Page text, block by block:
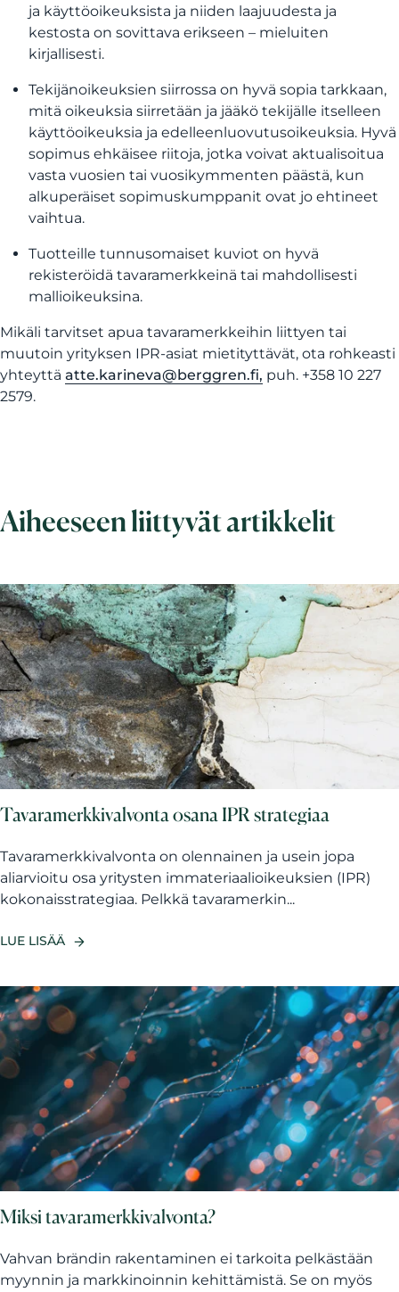
ja käyttöoikeuksista ja niiden laajuudesta ja
kestosta on sovittava erikseen – mieluiten
kirjallisesti.
Tekijänoikeuksien siirrossa on hyvä sopia tarkkaan,
mitä oikeuksia siirretään ja jääkö tekijälle itselleen
käyttöoikeuksia ja edelleenluovutusoikeuksia. Hyvä
sopimus ehkäisee riitoja, jotka voivat aktualisoitua
vasta vuosien tai vuosikymmenten päästä, kun
alkuperäiset sopimuskumppanit ovat jo ehtineet
vaihtua.
Tuotteille tunnusomaiset kuviot on hyvä
rekisteröidä tavaramerkkeinä tai mahdollisesti
mallioikeuksina.
Mikäli tarvitset apua tavaramerkkeihin liittyen tai
muutoin yrityksen IPR-asiat mietityttävät, ota rohkeasti
yhteyttä atte.karineva@berggren.fi, puh. +358 10 227
2579.
Aiheeseen liittyvät artikkelit
Tavaramerkkivalvonta osana IPR strategiaa
Tavaramerkkivalvonta on olennainen ja usein jopa
aliarvioitu osa yritysten immateriaalioikeuksien (IPR)
kokonaisstrategiaa. Pelkkä tavaramerkin...
LUE LISÄÄ
Miksi tavaramerkkivalvonta?
Vahvan brändin rakentaminen ei tarkoita pelkästään
myynnin ja markkinoinnin kehittämistä. Se on myös